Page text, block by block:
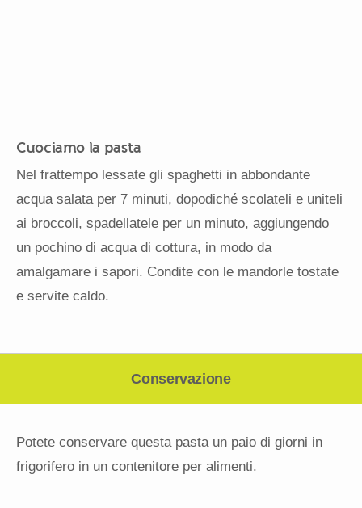
Cuociamo la pasta
Nel frattempo lessate gli spaghetti in abbondante
acqua salata per 7 minuti, dopodiché scolateli e uniteli
ai broccoli, spadellatele per un minuto, aggiungendo
un pochino di acqua di cottura, in modo da
amalgamare i sapori. Condite con le mandorle tostate
e servite caldo.
Conservazione
Potete conservare questa pasta un paio di giorni in
frigorifero in un contenitore per alimenti.